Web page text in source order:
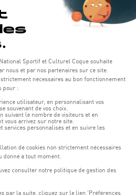
Coque:
- 22:00 Uhr
Uhr
hours of each activity.
Luxembourg (L-1745)
Tram station "Coque"